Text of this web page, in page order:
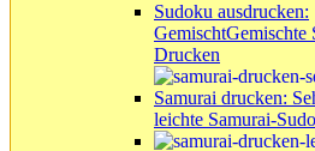
Sudoku ausdrucken:
GemischtGemischte
Drucken
Samurai drucken:
leichte Samurai-